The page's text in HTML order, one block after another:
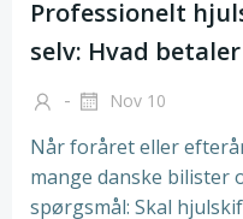
Professionelt
selv: Hvad
- Nov 10
Når foråret eller
mange danske bilister
spørgsmål: Skal